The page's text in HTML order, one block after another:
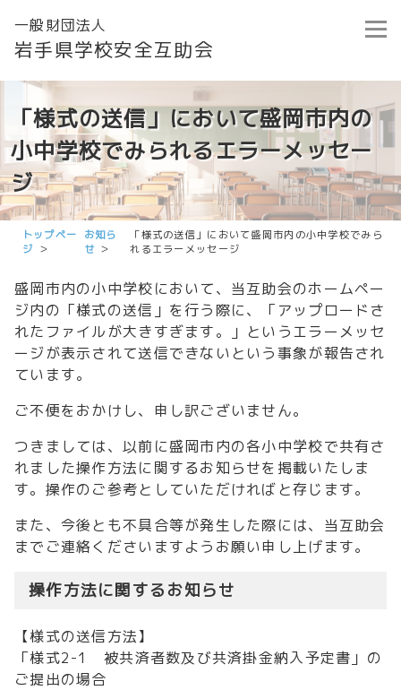
一般財団法人
岩手県学校安全互助会
「様式の送信」において盛岡市内の
小中学校でみられるエラーメッセー
ジ
トップペー
ジ
お知ら
せ
「様式の送信」において盛岡市内の小中学校でみら
れるエラーメッセージ
盛岡市内の小中学校において、当互助会のホームペー
ジ内の「様式の送信」を行う際に、「アップロードさ
れたファイルが大きすぎます。」というエラーメッセ
ージが表示されて送信できないという事象が報告され
ています。
ご不便をおかけし、申し訳ございません。
つきましては、以前に盛岡市内の各小中学校で共有さ
れました操作方法に関するお知らせを掲載いたしま
す。操作のご参考としていただければと存じます。
また、今後とも不具合等が発生した際には、当互助会
までご連絡くださいますようお願い申し上げます。
操作方法に関するお知らせ
【様式の送信方法】
「様式2-1 被共済者数及び共済掛金納入予定書」の
ご提出の場合